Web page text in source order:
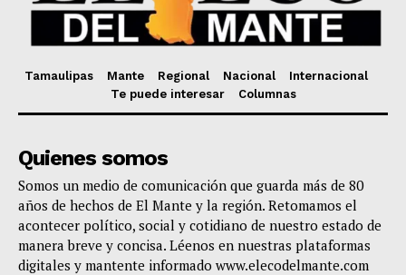
Tamaulipas Mante Regional Nacional
Internacional
Te puede interesar
Columnas
Quienes somos
Somos un medio de comunicación que guarda más de 80
años de hechos de El Mante y la región. Retomamos el
acontecer político, social y cotidiano de nuestro estado de
manera breve y concisa. Léenos en nuestras plataformas
digitales y mantente informado www.elecodelmante.com